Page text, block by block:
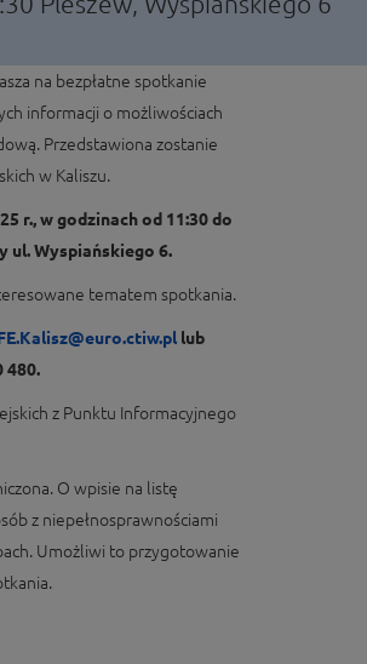
na bezpłatne spotkanie
informacji o możliwościach
Przedstawiona zostanie
w Kaliszu.
r., w godzinach od 11:30 do
ul. Wyspiańskiego 6.
tematem spotkania.
lub
480.
z Punktu Informacyjnego
O wpisie na listę
z niepełnosprawnościami
Umożliwi to przygotowanie